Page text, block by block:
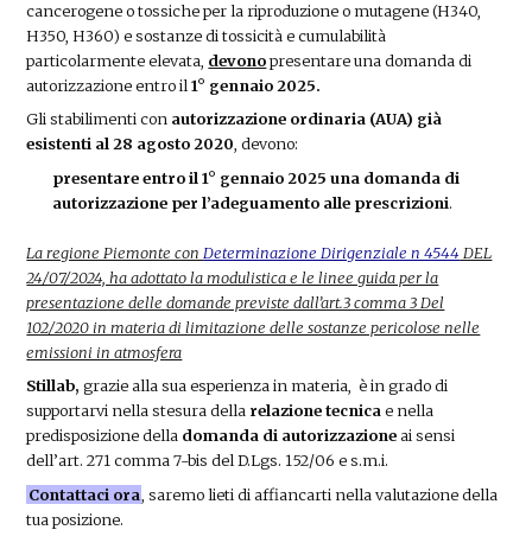
cancerogene o tossiche per la riproduzione o mutagene (H340,
H350, H360) e sostanze di tossicità e cumulabilità
particolarmente elevata, devonopresentare una domanda di
autorizzazione entro il1° gennaio 2025.
Gli stabilimenti con autorizzazione ordinaria (AUA) già
esistenti al 28 agosto 2020, devono:
presentare entro il 1° gennaio 2025 una domanda di
autorizzazione per l’adeguamento alle prescrizioni.
La regione Piemonte conDeterminazione Dirigenziale n 4544DEL
24/07/2024, ha adottato la modulistica e le linee guida per la
presentazione delle domande previste dall’art.3 comma 3 Del
102/2020 in materia di limitazione delle sostanze pericolose nelle
emissioni in atmosfera
Stillab, grazie alla sua esperienza in materia, è in grado di
supportarvi nella stesura della relazione tecnicae nella
predisposizione della domanda di autorizzazioneai sensi
dell’art. 271 comma 7-bis del D.Lgs. 152/06 e s.m.i.
Contattaci ora , saremo lieti di affiancarti nella valutazione della
tua posizione.